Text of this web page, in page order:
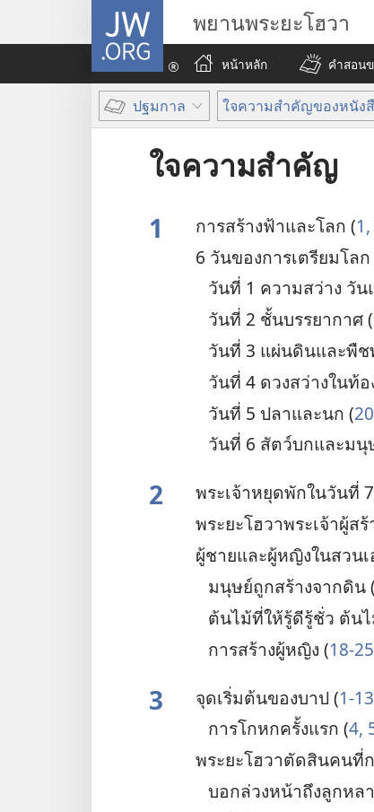
JW.ORG พยานพระยะโฮวา
หน้าหลัก
คำสอน
ปฐมกาล ใจความสำคัญของหนัง
ใจความสำคัญ
1 การ​สร้าง​ฟ้า​และ​โลก (
6 วัน​ของ​การ​เตรียม​โลก
วัน​ที่ 1 ความ​สว่าง วั
วัน​ที่ 2 ชั้น​บรรยากาศ (
วัน​ที่ 3 แผ่นดิน​และ​พื
วัน​ที่ 4 ดวง​สว่าง​ใน​ท้อ
วัน​ที่ 5 ปลา​และ​นก (
วัน​ที่ 6 สัตว์​บก​และ​มนุ
2 พระเจ้า​หยุด​พัก​ใน​วัน​ที่
พระ​ยะโฮวา​พระเจ้า​ผู้​ส
ผู้​ชาย​และ​ผู้​หญิง​ใน​สวน​เ
มนุษย์​ถูก​สร้าง​จาก​ดิน
ต้น​ไม้​ที่​ให้​รู้​ดี​รู้​ชั่ว ต้น​
การ​สร้าง​ผู้​หญิง (18-25
3 จุด​เริ่ม​ต้น​ของ​บาป (1-13
การ​โกหก​ครั้ง​แรก (4,
พระ​ยะโฮวา​ตัดสิน​คน​ที่​
บอก​ล่วง​หน้า​ถึง​ลูก​หล